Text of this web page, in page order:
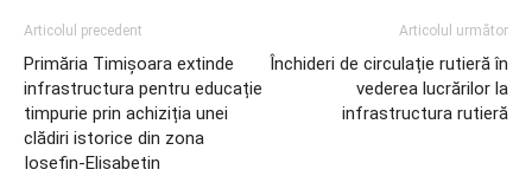
Articolul precedent
Primăria Timișoara extinde
infrastructura pentru educație
timpurie prin achiziția unei
clădiri istorice din zona
Iosefin-Elisabetin
Articolul următor
Închideri de circulație rutieră în
vederea lucrărilor la
infrastructura rutieră